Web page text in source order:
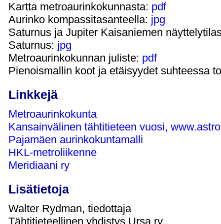
Kartta metroaurinkokunnasta: pdf
Aurinko kompassitasanteella: jpg
Saturnus ja Jupiter Kaisaniemen
Saturnus: jpg
Metroaurinkokunnan juliste: pdf
Pienoismallin koot ja etäisyydet suhteessa
Linkkejä
Metroaurinkokunta
Kansainvälinen tähtitieteen vuosi,
Pajamäen aurinkokuntamalli
HKL-metroliikenne
Meridiaani ry
Lisätietoja
Walter Rydman, tiedottaja
Tähtitieteellinen yhdistys Ursa ry